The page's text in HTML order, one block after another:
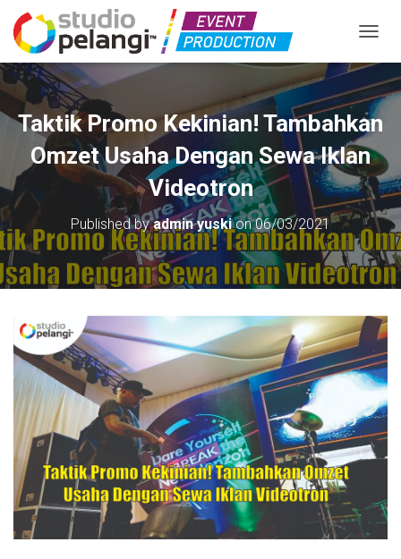
Taktik Promo Kekinian! Tambahkan
Omzet Usaha Dengan Sewa Iklan
Videotron
Published byadmin yuskion06/03/2021